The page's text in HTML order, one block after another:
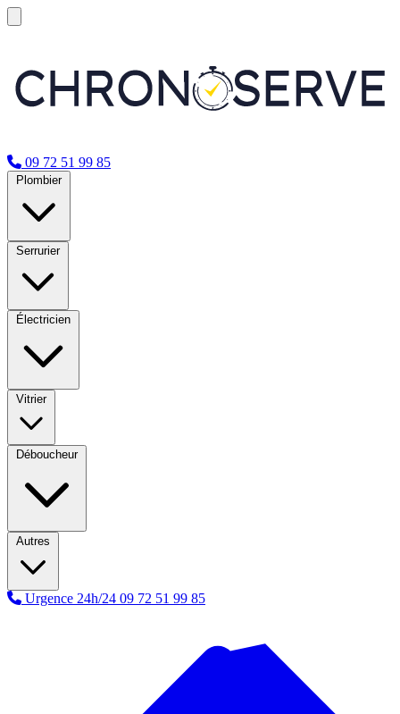
09 72 51 99 85
Plombier
Serrurier
Électricien
Vitrier
Déboucheur
Autres
Urgence 24h/24 09 72 51 99 85